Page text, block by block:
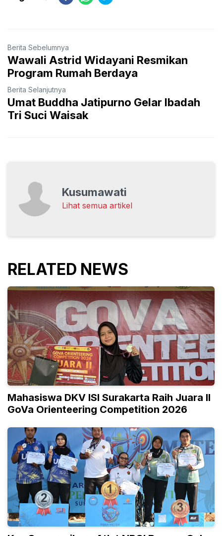
Berita Sebelumnya
Wawali Astrid Widayani Resmikan
Program Rumah Berdaya
Berita Selanjutnya
Umat Buddha Jatipurno Gelar Ibadah
Tri Suci Waisak
Kusumawati
Lihat semua artikel
RELATED NEWS
Mahasiswa DKV ISI Surakarta Raih Juara II
GoVa Orienteering Competition 2026